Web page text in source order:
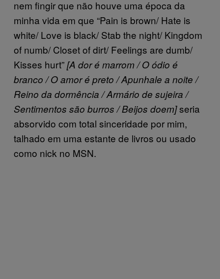
nem fingir que não houve uma época da
minha vida em que “Pain is brown/ Hate is
white/ Love is black/ Stab the night/ Kingdom
of numb/ Closet of dirt/ Feelings are dumb/
Kisses hurt”[A dor é marrom / O ódio é
branco / O amor é preto / Apunhale a noite /
Reino da dormência / Armário de sujeira /
Sentimentos são burros / Beijos doem]seria
absorvido com total sinceridade por mim,
talhado em uma estante de livros ou usado
como nick no MSN.